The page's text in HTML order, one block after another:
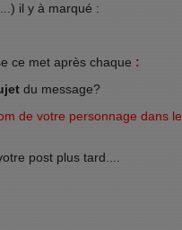
il y à marqué :
ce met après chaque :
du message?
de votre personnage dans le
post plus tard....